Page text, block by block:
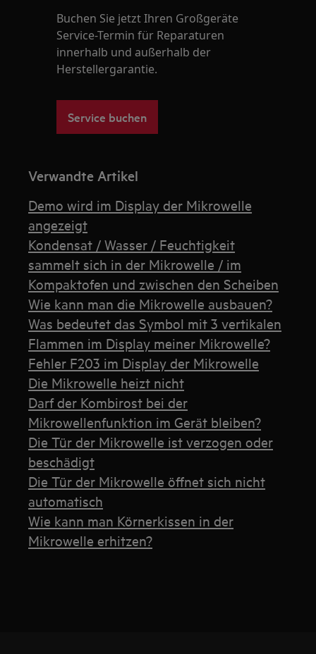
Buchen Sie jetzt Ihren Großgeräte
Service-Termin für Reparaturen
innerhalb und außerhalb der
Herstellergarantie.
Service buchen
Verwandte Artikel
Demo wird im Display der Mikrowelle
angezeigt
Kondensat / Wasser / Feuchtigkeit
sammelt sich in der Mikrowelle / im
Kompaktofen und zwischen den Scheiben
Wie kann man die Mikrowelle ausbauen?
Was bedeutet das Symbol mit 3 vertikalen
Flammen im Display meiner Mikrowelle?
Fehler F203 im Display der Mikrowelle
Die Mikrowelle heizt nicht
Darf der Kombirost bei der
Mikrowellenfunktion im Gerät bleiben?
Die Tür der Mikrowelle ist verzogen oder
beschädigt
Die Tür der Mikrowelle öffnet sich nicht
automatisch
Wie kann man Körnerkissen in der
Mikrowelle erhitzen?